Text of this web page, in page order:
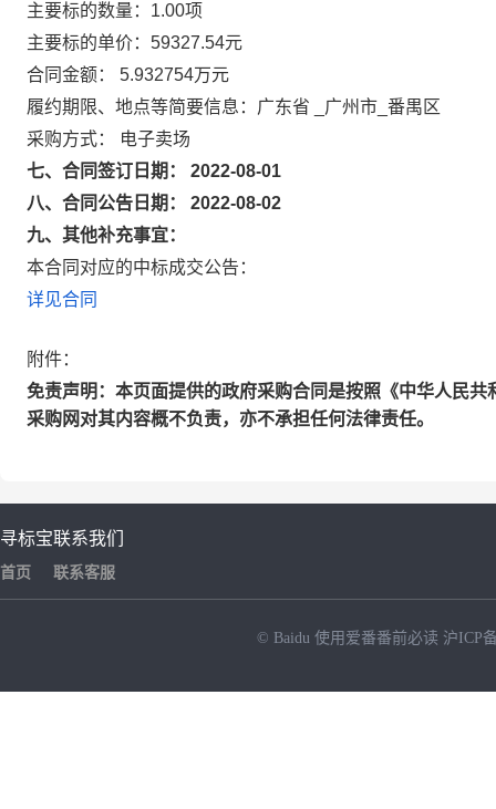
主要标的数量：1.00项
主要标的单价：59327.54元
合同金额： 5.932754万元
履约期限、地点等简要信息：广东省 _广州市_番禺区
采购方式： 电子卖场
七、合同签订日期： 2022-08-01
八、合同公告日期： 2022-08-02
九、其他补充事宜：
本合同对应的中标成交公告：
详见合同
附件：
免责声明：本页面提供的政府采购合同是按照《中华人民
采购网对其内容概不负责，亦不承担任何法律责任。
寻标宝
首页
联系我们
联系客服
© Baidu 使用爱番番前必读 沪ICP